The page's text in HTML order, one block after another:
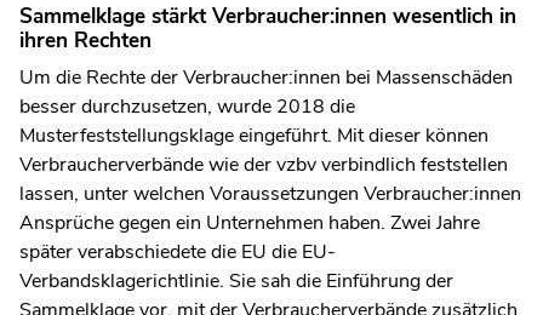
Sammelklage stärkt Verbraucher:innen wesentlich in
ihren Rechten
Um die Rechte der Verbraucher:innen bei Massenschäden
besser durchzusetzen, wurde 2018 die
Musterfeststellungsklage eingeführt. Mit dieser können
Verbraucherverbände wie der vzbv verbindlich feststellen
lassen, unter welchen Voraussetzungen Verbraucher:innen
Ansprüche gegen ein Unternehmen haben. Zwei Jahre
später verabschiedete die EU die EU-
Verbandsklagerichtlinie. Sie sah die Einführung der